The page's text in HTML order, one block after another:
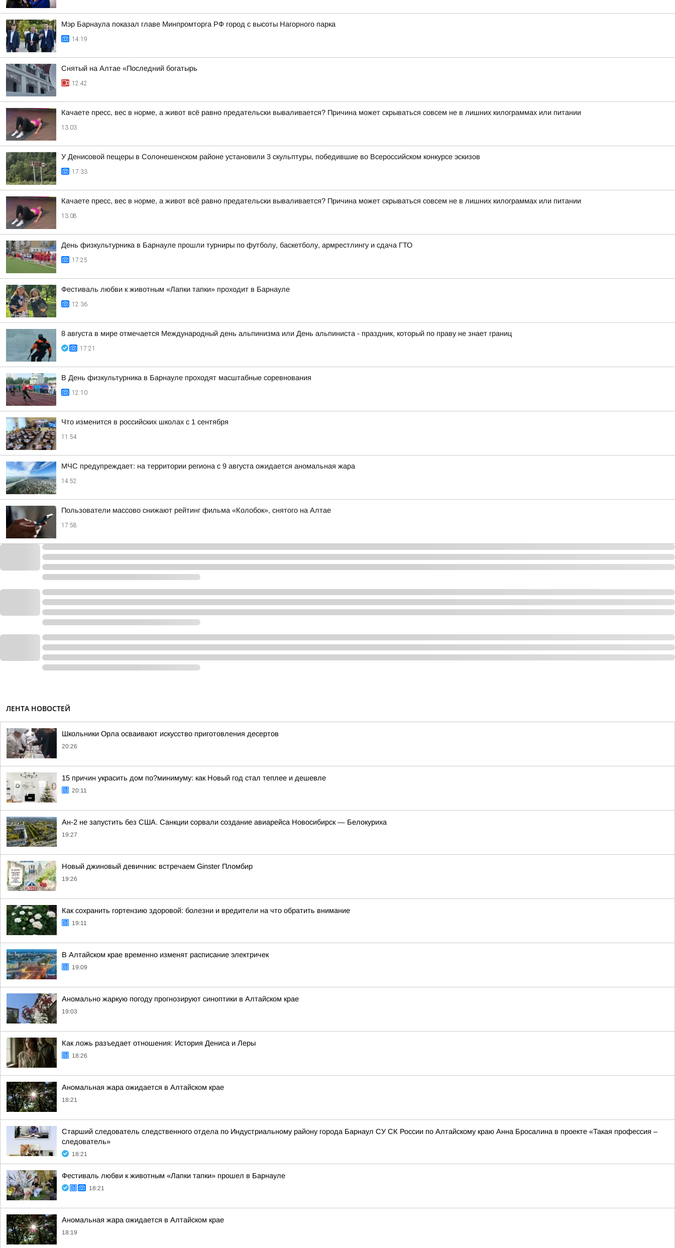
Мэр Барнаула показал главе Минпромторга РФ город с высоты Нагорного парка
14:19
Снятый на Алтае «Последний богатырь
12:42
Качаете пресс, вес в норме, а живот всё равно предательски вываливается? Причина может скрываться совсем не в лишних килограммах или питании
13:03
У Денисовой пещеры в Солонешенском районе установили 3 скульптуры, победившие во Всероссийском конкурсе эскизов
17:33
Качаете пресс, вес в норме, а живот всё равно предательски вываливается? Причина может скрываться совсем не в лишних килограммах или питании
13:08
День физкультурника в Барнауле прошли турниры по футболу, баскетболу, армрестлингу и сдача ГТО
17:25
Фестиваль любви к животным «Лапки тапки» проходит в Барнауле
12:36
8 августа в мире отмечается Международный день альпинизма или День альпиниста - праздник, который по праву не знает границ
17:21
В День физкультурника в Барнауле проходят масштабные соревнования
12:10
Что изменится в российских школах с 1 сентября
11:54
МЧС предупреждает: на территории региона с 9 августа ожидается аномальная жара
14:52
Пользователи массово снижают рейтинг фильма «Колобок», снятого на Алтае
17:58
ЛЕНТА НОВОСТЕЙ
Школьники Орла осваивают искусство приготовления десертов
20:26
15 причин украсить дом по?минимуму: как Новый год стал теплее и дешевле
20:11
Ан-2 не запустить без США. Санкции сорвали создание авиарейса Новосибирск — Белокуриха
19:27
Новый джиновый девичник: встречаем Ginster Пломбир
19:26
Как сохранить гортензию здоровой: болезни и вредители на что обратить внимание
19:11
В Алтайском крае временно изменят расписание электричек
19:09
Аномально жаркую погоду прогнозируют синоптики в Алтайском крае
19:03
Как ложь разъедает отношения: История Дениса и Леры
18:26
Аномальная жара ожидается в Алтайском крае
18:21
Старший следователь следственного отдела по Индустриальному району города Барнаул СУ СК России по Алтайскому краю Анна Бросалина в проекте «Такая профессия –
следователь»
18:21
Фестиваль любви к животным «Лапки тапки» прошел в Барнауле
18:21
Аномальная жара ожидается в Алтайском крае
18:19